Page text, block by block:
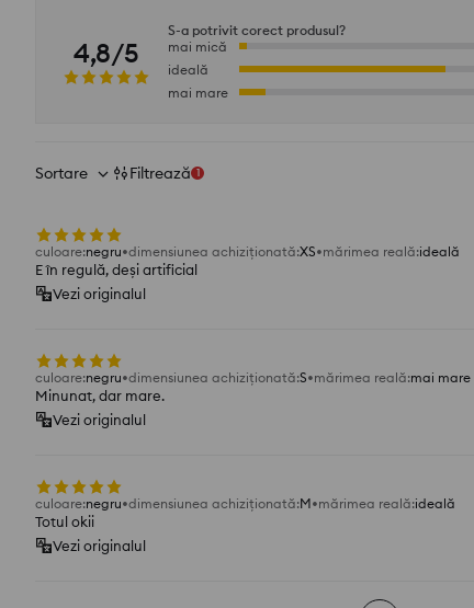
4,8/5
S-a potrivit corect produsul?
mai mică
ideală
mai mare
Sortare Filtrează 1
culoare:negru dimensiunea achiziționată:XS mărimea reală:ideală
E în regulă, deși artificial
Vezi originalul
culoare:negru dimensiunea achiziționată:S mărimea reală:mai mare
Minunat, dar mare.
Vezi originalul
culoare:negru dimensiunea achiziționată:M mărimea reală:ideală
Totul okii
Vezi originalul